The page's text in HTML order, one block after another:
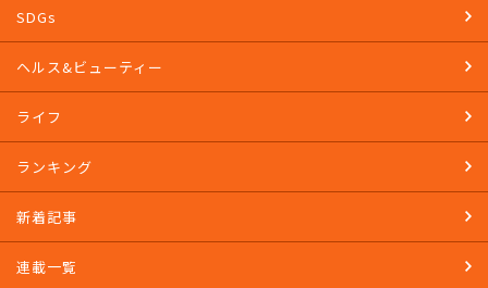
SDGs
ヘルス&ビューティー
ライフ
ランキング
新着記事
連載一覧